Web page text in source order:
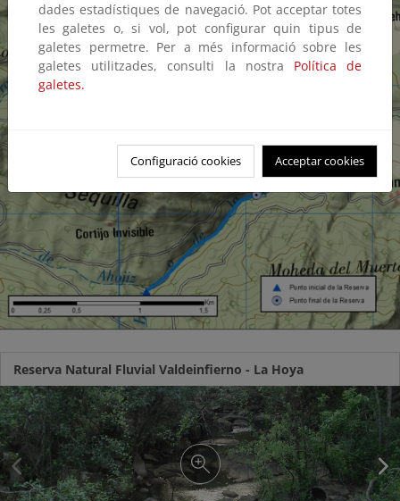
Reserva Natural Fluvial Valdeinfierno - La Hoya
dades estadístiques de navegació. Pot acceptar totes
les galetes o, si vol, pot configurar quin tipus de
galetes permetre. Per a més informació sobre les
galetes utilitzades, consulti la nostra Política de
galetes.
Configuració cookies Acceptar cookies